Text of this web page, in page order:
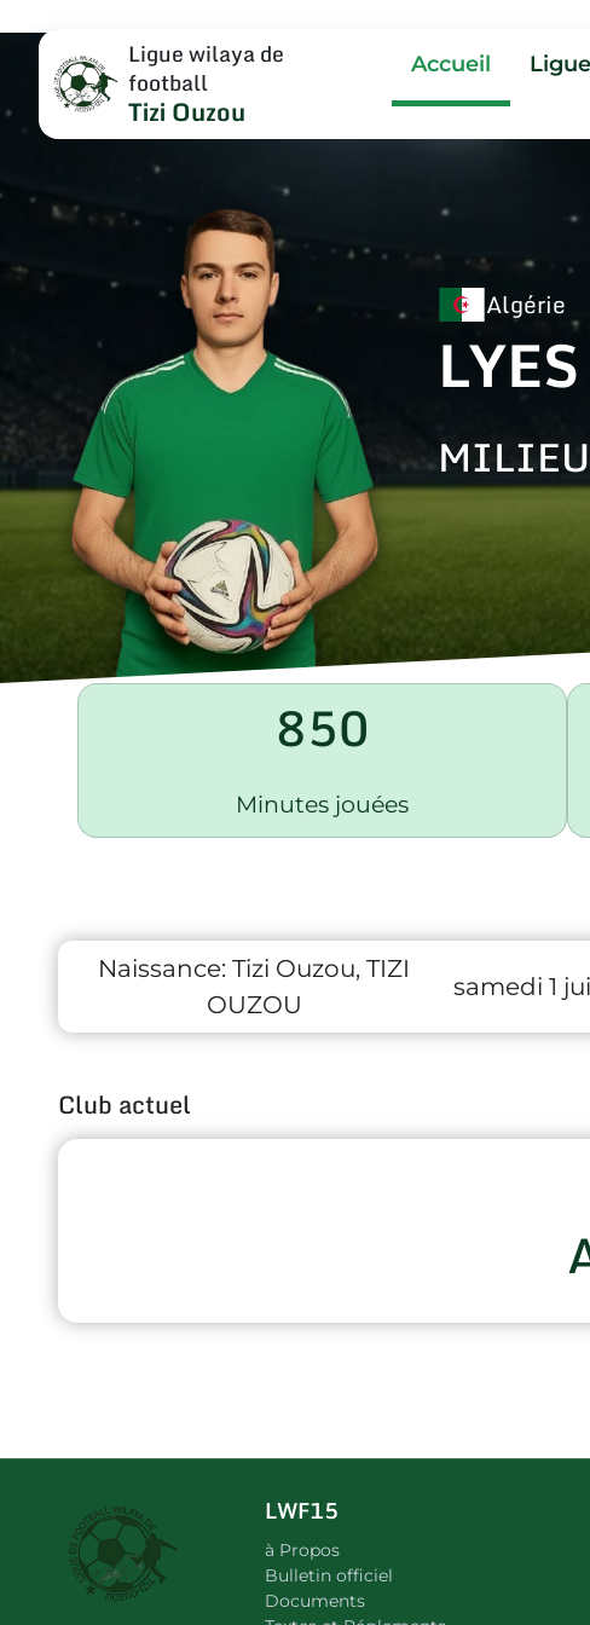
Ligue wilaya de
football
Tizi Ouzou
Accueil Ligue
Algérie
850
Minutes jouées
Naissance: Tizi Ouzou, TIZI
OUZOU
samedi 1
Club actuel
LWF15
à Propos
Bulletin officiel
Documents